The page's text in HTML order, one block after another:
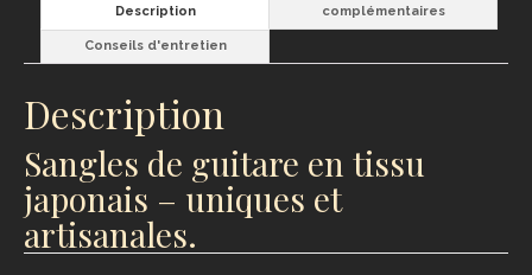
Description
complémentaires
Conseils d'entretien
Description
Sangles de guitare en tissu
japonais – uniques et
artisanales.